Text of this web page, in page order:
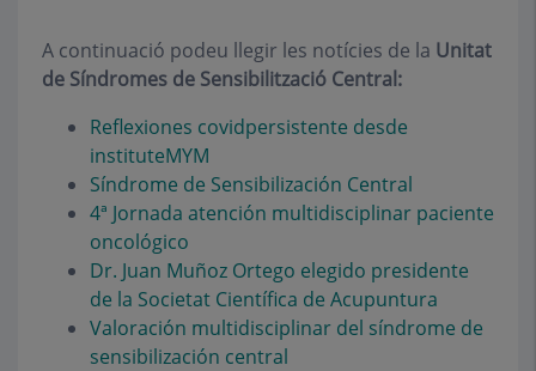
A continuació podeu llegir les notícies de la Unitat
de Síndromes de Sensibilització Central:
Reflexiones covidpersistente desde
instituteMYM
Síndrome de Sensibilización Central
4ª Jornada atención multidisciplinar paciente
oncológico
Dr. Juan Muñoz Ortego elegido presidente
de la Societat Científica de Acupuntura
Valoración multidisciplinar del síndrome de
sensibilización central